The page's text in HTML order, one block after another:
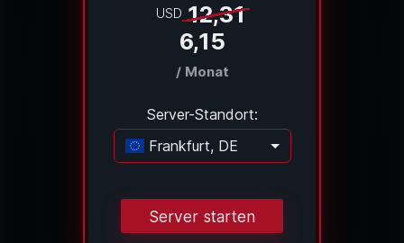
USD 12,31
6,15
/ Monat
Server-Standort:
Frankfurt, DE
Lade...
Server starten